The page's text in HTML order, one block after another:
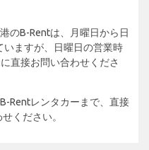
のB-Rentは、月曜日から日
ますが、日曜日の営業時
直接お問い合わせくださ
Rentレンタカーまで、直接
ください。